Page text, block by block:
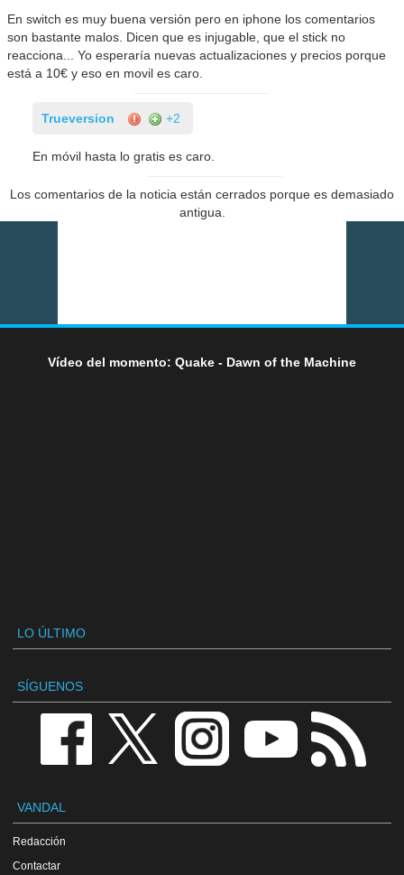
En switch es muy buena versión pero en iphone los comentarios
son bastante malos. Dicen que es injugable, que el stick no
reacciona... Yo esperaría nuevas actualizaciones y precios porque
está a 10€ y eso en movil es caro.
Trueversion +2
En móvil hasta lo gratis es caro.
Los comentarios de la noticia están cerrados porque es demasiado
antigua.
Vídeo del momento: Quake - Dawn of the Machine
LO ÚLTIMO
SÍGUENOS
VANDAL
Redacción
Contactar